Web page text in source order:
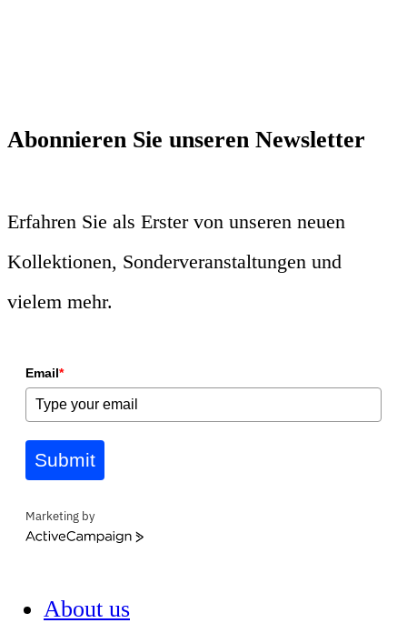
Abonnieren Sie unseren Newsletter
Erfahren Sie als Erster von unseren neuen
Kollektionen, Sonderveranstaltungen und
vielem mehr.
Email*
Submit
Marketing by
ActiveCampaign
About us